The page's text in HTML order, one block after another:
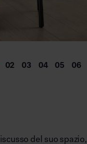
del suo